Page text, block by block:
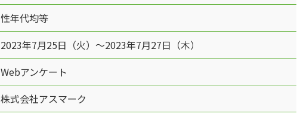
性年代均等
2023年7月25日（火）～2023年7月27日（木）
Webアンケート
株式会社アスマーク